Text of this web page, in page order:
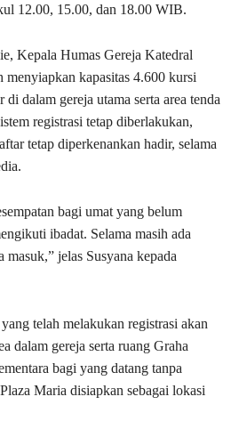
12.00, 15.00, dan 18.00 WIB.
Kepala Humas Gereja Katedral
menyiapkan kapasitas 4.600 kursi
di dalam gereja utama serta area tenda
registrasi tetap diberlakukan,
tetap diperkenankan hadir, selama
bagi umat yang belum
ibadat. Selama masih ada
jelas Susyana kepada
telah melakukan registrasi akan
dalam gereja serta ruang Graha
bagi yang datang tanpa
Maria disiapkan sebagai lokasi